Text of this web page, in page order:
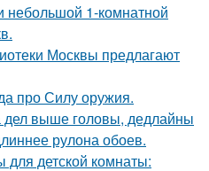
небольшой 1-комнатной
Москвы предлагают
про Силу оружия.
дел выше головы, дедлайны
рулона обоев.
для детской комнаты: